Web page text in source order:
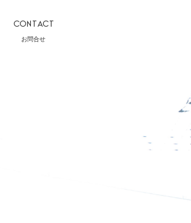
CONTACT
お問合せ